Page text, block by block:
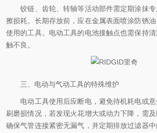
铰链、齿轮、转轴等活动部件需定期涂抹专
擦损耗。长期存放前，应在金属表面喷涂防锈
使用的工具。电动工具的电池接触点也需保持
触不良。
​​三、电动与气动工具的特殊维护​​
电动工具使用后应断电，避免待机耗电或意
刷磨损情况，若发现火花增大或动力下降，需
确保气管连接紧密无漏气，并定期排放过滤器